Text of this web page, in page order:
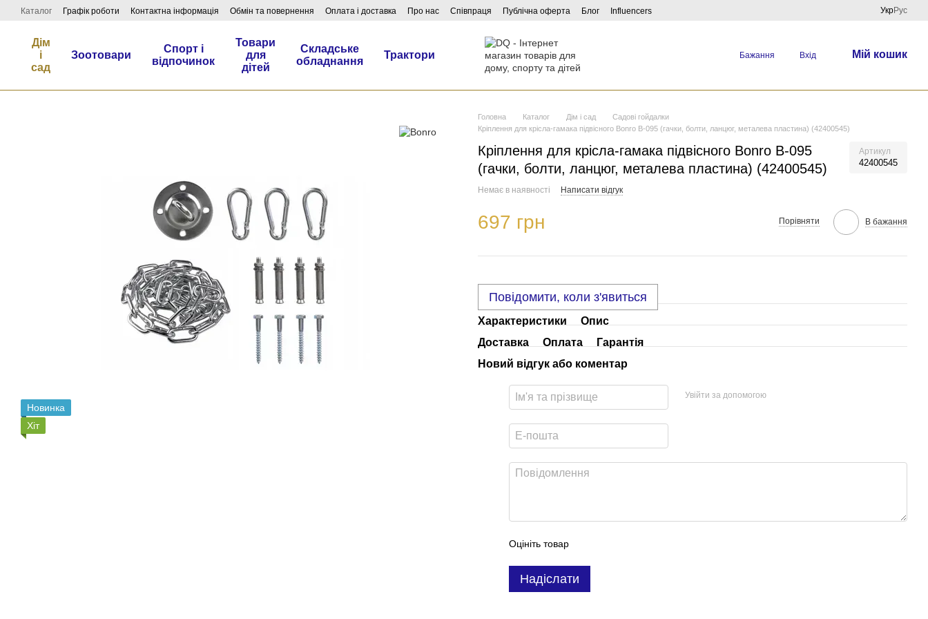
Перейти до основного контенту
Каталог Графік роботи Контактна інформація Обмін та повернення Оплата і доставка Про нас Співпраця Публічна оферта Блог Influencers УкрРус
Дім
і
сад
Зоотовари
Спорт і
відпочинок
Товари
для
дітей
Складське
обладнання
Трактори Бажання Вхід Мій кошик
Новинка
Хіт
Головна Каталог Дім і сад
Садові гойдалки
Кріплення для крісла-гамака підвісного Bonro B-095 (гачки, болти, ланцюг, металева пластина) (42400545)
Кріплення для крісла-гамака підвісного Bonro B-095
(гачки, болти, ланцюг, металева пластина) (42400545)
Артикул
42400545
Немає в наявності Написати відгук
697 грн Порівняти В бажання
Повідомити, коли з'явиться
Характеристики
Опис
Доставка
Оплата
Гарантія
Новий відгук або коментар
Увійти за допомогою
Оцініть товар
Надіслати